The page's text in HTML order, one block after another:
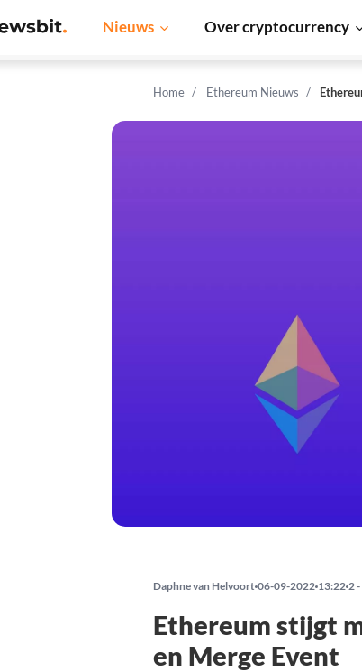
Nieuws Over cryptocurrency
Home Ethereum Nieuws
Daphne van Helvoort 06-09-2022 13:22 2
Ethereum stijgt
en Merge Event